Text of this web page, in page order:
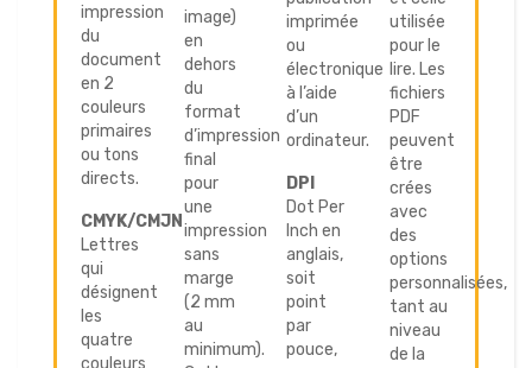
impression
du
document
en 2
couleurs
primaires
ou tons
directs.
CMYK/CMJN
Lettres
qui
désignent
les
quatre
image)
en
dehors
du
format
d’impression
final
pour
une
impression
sans
marge
(2 mm
au
minimum).
imprimée
ou
électronique
à l’aide
d’un
ordinateur.
DPI
Dot Per
Inch en
anglais,
soit
point
par
pouce,
utilisée
pour le
lire. Les
fichiers
PDF
peuvent
être
crées
avec
des
options
personnalisées,
tant au
niveau
de la